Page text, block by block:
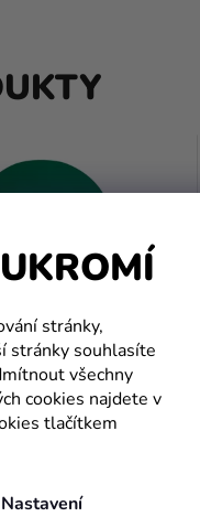
stránky,
stránky souhlasíte
všechny
cookies najdete v
tlačítkem
Nastavení